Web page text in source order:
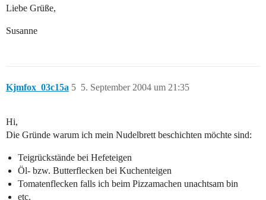
Liebe Grüße,
Susanne
Kjmfox_03c15a 5. September 2004 um 21:35
5
Hi,
Die Gründe warum ich mein Nudelbrett beschichten möchte sind:
Teigrückstände bei Hefeteigen
Öl- bzw. Butterflecken bei Kuchenteigen
Tomatenflecken falls ich beim Pizzamachen unachtsam bin
etc.